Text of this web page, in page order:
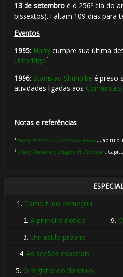
13 de setembroé o 256º dia do
bissextos). Faltam 109 dias para
Eventos
1995: Harrycumpre sua última
Umbridge.¹
1996: Stanislau Shunpike é preso
atividades ligadas aos
Notas e referências
¹ "Harry Potter e a Ordem da Fênix", Capítulo
² "Harry Potter e o Enigma do Príncipe",
1. Como tudo começou
2.A primeira notícia 9.
3. Um estilo próprio
4.As seções especiais
5. O registro do domínio